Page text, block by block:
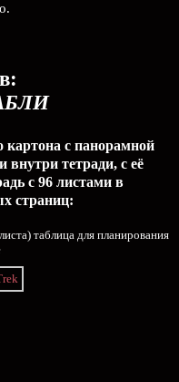
картона с панорамной
внутри тетради, с её
с 96 листами в
страниц:
таблица для планирования